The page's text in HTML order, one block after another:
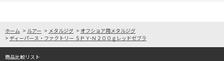
ホーム > ルアー > メタルジグ > オフショア用メタルジグ
> ディーパース・ファクトリー ＳＰＹ-Ｎ２００ｇレッドゼブラ
商品比較リスト